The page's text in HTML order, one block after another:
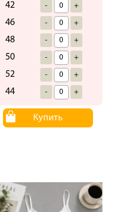
42 - +
46 - +
48 - +
50 - +
52 - +
44 - +
Купить